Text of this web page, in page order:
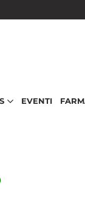
EVENTI